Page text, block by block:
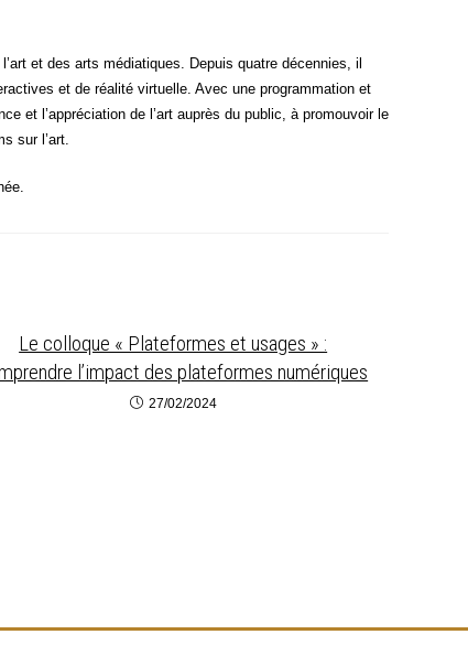
et des arts média­tiques. Depuis quatre décen­nies, il
et de réa­li­té vir­tuelle. Avec une pro­gram­ma­tion et
et l’appréciation de l’art auprès du public, à pro­mou­voir le
sur l’art.
Le colloque « Plateformes et usages » :
l’impact des plateformes numériques
27/02/2024